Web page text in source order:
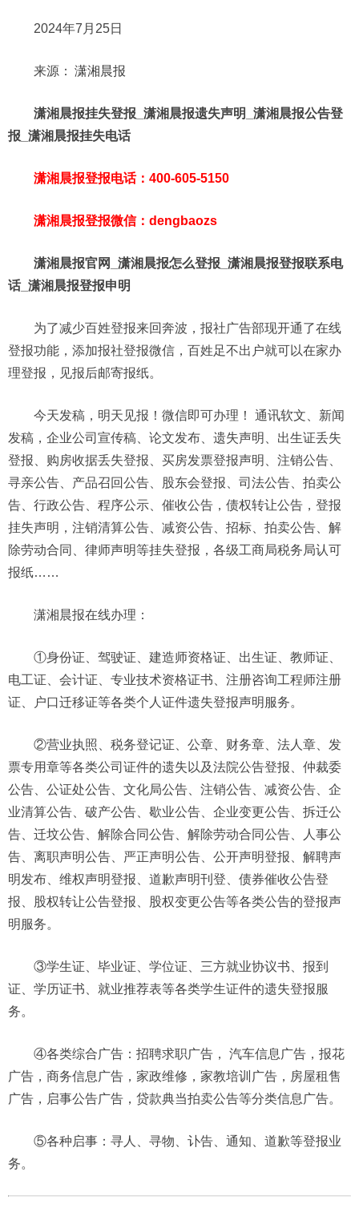
2024年7月25日
来源： 潇湘晨报
潇湘晨报挂失登报_潇湘晨报遗失声明_潇湘晨报公告登
报_潇湘晨报挂失电话
潇湘晨报登报电话：400-605-5150
潇湘晨报登报微信：dengbaozs
潇湘晨报官网_潇湘晨报怎么登报_潇湘晨报登报联系电
话_潇湘晨报登报申明
为了减少百姓登报来回奔波，报社广告部现开通了在线
登报功能，添加报社登报微信，百姓足不出户就可以在家办
理登报，见报后邮寄报纸。
今天发稿，明天见报！微信即可办理！ 通讯软文、新闻
发稿，企业公司宣传稿、论文发布、遗失声明、出生证丢失
登报、购房收据丢失登报、买房发票登报声明、注销公告、
寻亲公告、产品召回公告、股东会登报、司法公告、拍卖公
告、行政公告、程序公示、催收公告，债权转让公告，登报
挂失声明，注销清算公告、减资公告、招标、拍卖公告、解
除劳动合同、律师声明等挂失登报，各级工商局税务局认可
报纸……
潇湘晨报在线办理：
①身份证、驾驶证、建造师资格证、出生证、教师证、
电工证、会计证、专业技术资格证书、注册咨询工程师注册
证、户口迁移证等各类个人证件遗失登报声明服务。
②营业执照、税务登记证、公章、财务章、法人章、发
票专用章等各类公司证件的遗失以及法院公告登报、仲裁委
公告、公证处公告、文化局公告、注销公告、减资公告、企
业清算公告、破产公告、歇业公告、企业变更公告、拆迁公
告、迁坟公告、解除合同公告、解除劳动合同公告、人事公
告、离职声明公告、严正声明公告、公开声明登报、解聘声
明发布、维权声明登报、道歉声明刊登、债券催收公告登
报、股权转让公告登报、股权变更公告等各类公告的登报声
明服务。
③学生证、毕业证、学位证、三方就业协议书、报到
证、学历证书、就业推荐表等各类学生证件的遗失登报服
务。
④各类综合广告：招聘求职广告， 汽车信息广告，报花
广告，商务信息广告，家政维修，家教培训广告，房屋租售
广告，启事公告广告，贷款典当拍卖公告等分类信息广告。
⑤各种启事：寻人、寻物、讣告、通知、道歉等登报业
务。